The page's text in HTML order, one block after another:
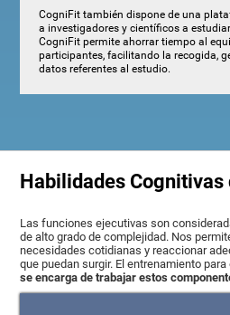
CogniFit también dispone de una
a investigadores y científicos a
CogniFit permite ahorrar tiempo al
participantes, facilitando la recogida,
datos referentes al estudio.
Habilidades Cognitivas
Las funciones ejecutivas son
de alto grado de complejidad. Nos
necesidades cotidianas y reaccionar
que puedan surgir. El entrenamiento
se encarga de trabajar estos